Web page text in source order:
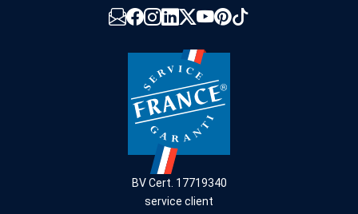
BV Cert. 17719340
service client